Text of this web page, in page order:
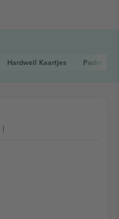
Hardwell Kaartjes Padre